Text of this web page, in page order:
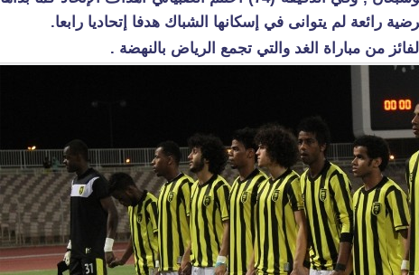
رائعة لم يتوانى في إسكانها الشباك هدفا إتحاديا رابعا.
الفائز من مباراة الغد والتي تجمع الرياض بالنهضة .